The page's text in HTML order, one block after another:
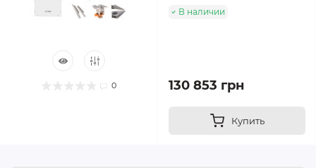
0
В наличии
130 853 грн
Купить